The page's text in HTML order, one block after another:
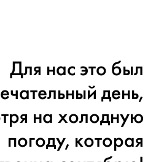
Для нас это был
день,
на холодную
погоду, которая